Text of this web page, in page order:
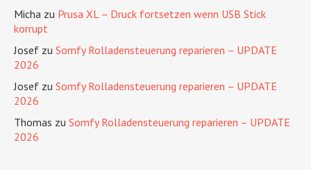
Micha zu Prusa XL – Druck fortsetzen wenn USB Stick
korrupt
Josef zu Somfy Rolladensteuerung reparieren – UPDATE
2026
Josef zu Somfy Rolladensteuerung reparieren – UPDATE
2026
Thomas zu Somfy Rolladensteuerung reparieren – UPDATE
2026